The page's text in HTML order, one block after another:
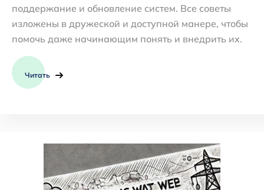
поддержание и обновление систем. Все советы
изложены в дружеской и доступной манере, чтобы
помочь даже начинающим понять и внедрить их.
Читать